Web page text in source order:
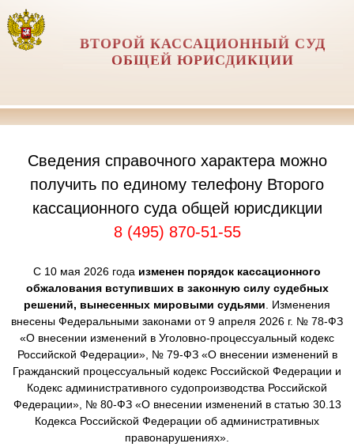
ВТОРОЙ КАССАЦИОННЫЙ СУД
ОБЩЕЙ ЮРИСДИКЦИИ
Сведения справочного характера можно
получить по единому телефону Второго
кассационного суда общей юрисдикции
8 (495) 870-51-55
С 10 мая 2026 года изменен порядок кассационного
обжалования вступивших в законную силу судебных
решений, вынесенных мировыми судьями . Изменения
внесены Федеральными законами от 9 апреля 2026 г. № 78-ФЗ
«О внесении изменений в Уголовно-процессуальный кодекс
Российской Федерации», № 79-ФЗ «О внесении изменений в
Гражданский процессуальный кодекс Российской Федерации и
Кодекс административного судопроизводства Российской
Федерации», № 80-ФЗ «О внесении изменений в статью 30.13
Кодекса Российской Федерации об административных
правонарушениях».